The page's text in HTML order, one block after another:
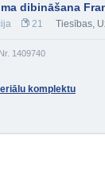
dibināšana
21 Tiesības,
1409740
komplektu